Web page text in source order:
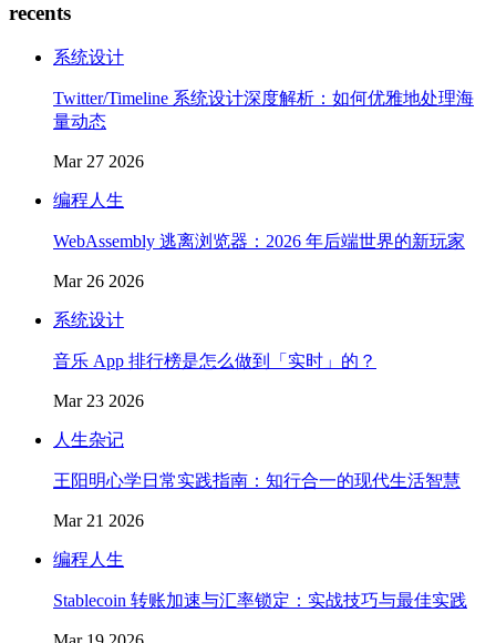
recents
系统设计
Twitter/Timeline 系统设计深度解析：如何优雅地处理海
量动态
Mar 27 2026
编程人生
WebAssembly 逃离浏览器：2026 年后端世界的新玩家
Mar 26 2026
系统设计
音乐 App 排行榜是怎么做到「实时」的？
Mar 23 2026
人生杂记
王阳明心学日常实践指南：知行合一的现代生活智慧
Mar 21 2026
编程人生
Stablecoin 转账加速与汇率锁定：实战技巧与最佳实践